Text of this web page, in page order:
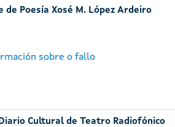
de Poesía Xosé M. López Ardeiro
sobre o fallo
Cultural de Teatro Radiofónico